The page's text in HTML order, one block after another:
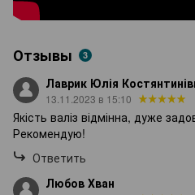
Отзывы 3
Лаврик Юлія
13.11.2023 в 15:10
Якість валіз відмінна, дуже
Рекомендую!
Ответить
Любов Хван